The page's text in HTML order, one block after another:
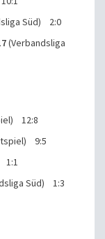
Süd) 2:0
(Verbandsliga
12:8
9:5
1:1
Süd) 1:3